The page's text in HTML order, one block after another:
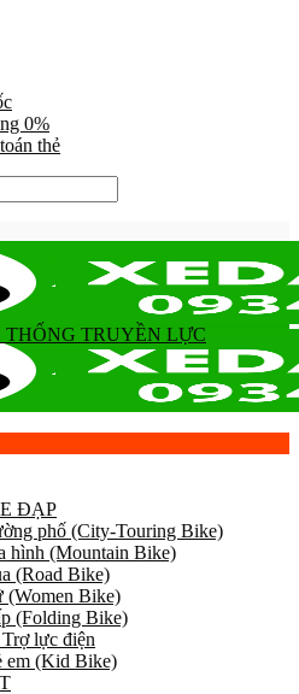
0%
thẻ
ĐẠP
phố (City-Touring Bike)
hình (Mountain Bike)
(Road Bike)
(Women Bike)
(Folding Bike)
lực điện
em (Kid Bike)
THỐNG TRUYỀN LỰC